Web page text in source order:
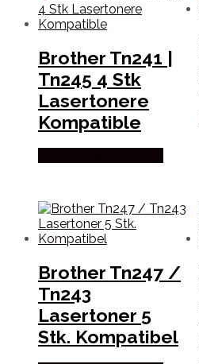
Brother Tn241 |
Tn245 4 Stk
Lasertonere
Kompatible
Brother Tn247 /
Tn243
Lasertoner 5
Stk. Kompatibel